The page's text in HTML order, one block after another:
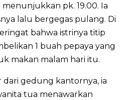
pk. 19.00. Ia
lalu bergegas pulang. Di
bahwa istrinya titip
1 buah pepaya yang
makan malam hari itu.
dari gedung kantornya, ia
tua menawarkan